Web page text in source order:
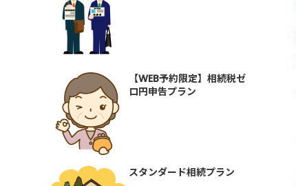
【WEB予約限定】相続税ゼ
ロ円申告プラン
スタンダード相続プラン